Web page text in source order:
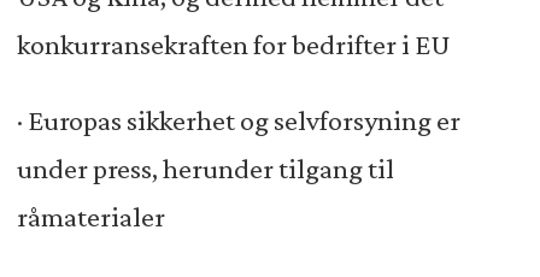
konkurransekraften for bedrifter i EU
· Europas sikkerhet og selvforsyning er
under press, herunder tilgang til
råmaterialer